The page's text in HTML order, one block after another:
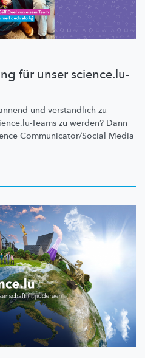
für unser science.lu-
und verständlich zu
Teams zu werden? Dann
Communicator/Social Media